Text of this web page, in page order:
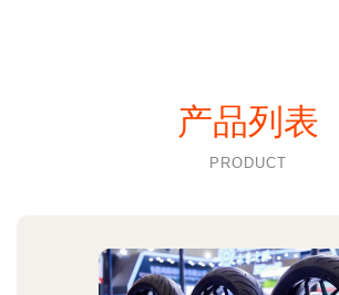
产品列表
PRODUCT